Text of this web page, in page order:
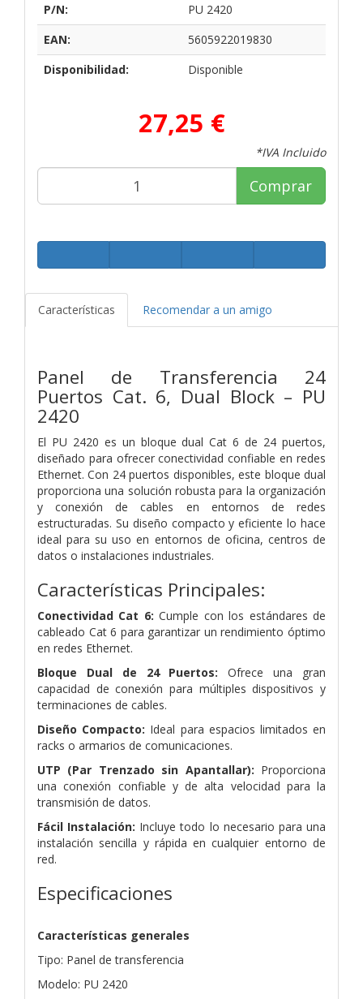
P/N:
PU 2420
EAN:
5605922019830
Disponibilidad:
Disponible
27,25 €
*IVA Incluido
Comprar
Características Recomendar a un amigo
Panel de Transferencia 24
Puertos Cat. 6, Dual Block – PU
2420
El PU 2420 es un bloque dual Cat 6 de 24 puertos,
diseñado para ofrecer conectividad confiable en redes
Ethernet. Con 24 puertos disponibles, este bloque dual
proporciona una solución robusta para la organización
y conexión de cables en entornos de redes
estructuradas. Su diseño compacto y eficiente lo hace
ideal para su uso en entornos de oficina, centros de
datos o instalaciones industriales.
Características Principales:
Conectividad Cat 6:Cumple con los estándares de
cableado Cat 6 para garantizar un rendimiento óptimo
en redes Ethernet.
Bloque Dual de 24 Puertos: Ofrece una gran
capacidad de conexión para múltiples dispositivos y
terminaciones de cables.
Diseño Compacto: Ideal para espacios limitados en
racks o armarios de comunicaciones.
UTP (Par Trenzado sin Apantallar): Proporciona
una conexión confiable y de alta velocidad para la
transmisión de datos.
Fácil Instalación: Incluye todo lo necesario para una
instalación sencilla y rápida en cualquier entorno de
red.
Especificaciones
Características generales
Tipo: Panel de transferencia
Modelo: PU 2420